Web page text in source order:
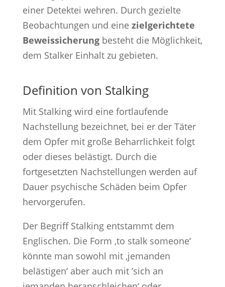
einer Detektei wehren. Durch gezielte
Beobachtungen und eine zielgerichtete
Beweissicherung besteht die Möglichkeit,
dem Stalker Einhalt zu gebieten.
Definition von Stalking
Mit Stalking wird eine fortlaufende
Nachstellung bezeichnet, bei er der Täter
dem Opfer mit große Beharrlichkeit folgt
oder dieses belästigt. Durch die
fortgesetzten Nachstellungen werden auf
Dauer psychische Schäden beim Opfer
hervorgerufen.
Der Begriff Stalking entstammt dem
Englischen. Die Form ‚to stalk someone‘
könnte man sowohl mit ‚jemanden
belästigen‘ aber auch mit ’sich an